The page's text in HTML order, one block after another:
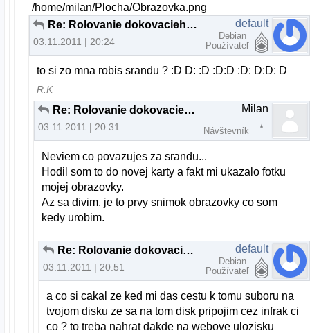
/home/milan/Plocha/Obrazovka.png
Re: Rolovanie dokovacieho panelu a "plocha"
03.11.2011 | 20:24
default
Debian
Používateľ
to si zo mna robis srandu ? :D D: :D :D:D :D: D:D: D
R.K
Re: Rolovanie dokovacieho panelu a "plocha"
03.11.2011 | 20:31
Milan
Návštevník
Neviem co povazujes za srandu...
Hodil som to do novej karty a fakt mi ukazalo fotku
mojej obrazovky.
Az sa divim, je to prvy snimok obrazovky co som
kedy urobim.
Re: Rolovanie dokovacieho panelu a "plocha"
03.11.2011 | 20:51
default
Debian
Používateľ
a co si cakal ze ked mi das cestu k tomu suboru na
tvojom disku ze sa na tom disk pripojim cez infrak ci
co ? to treba nahrat dakde na webove ulozisku